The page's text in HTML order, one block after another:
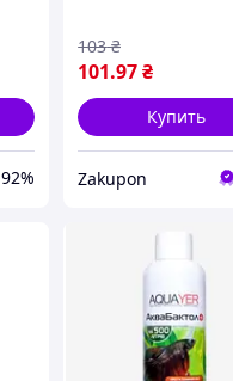
92%
101.97₴
103 ₴
Купить
Zakupon